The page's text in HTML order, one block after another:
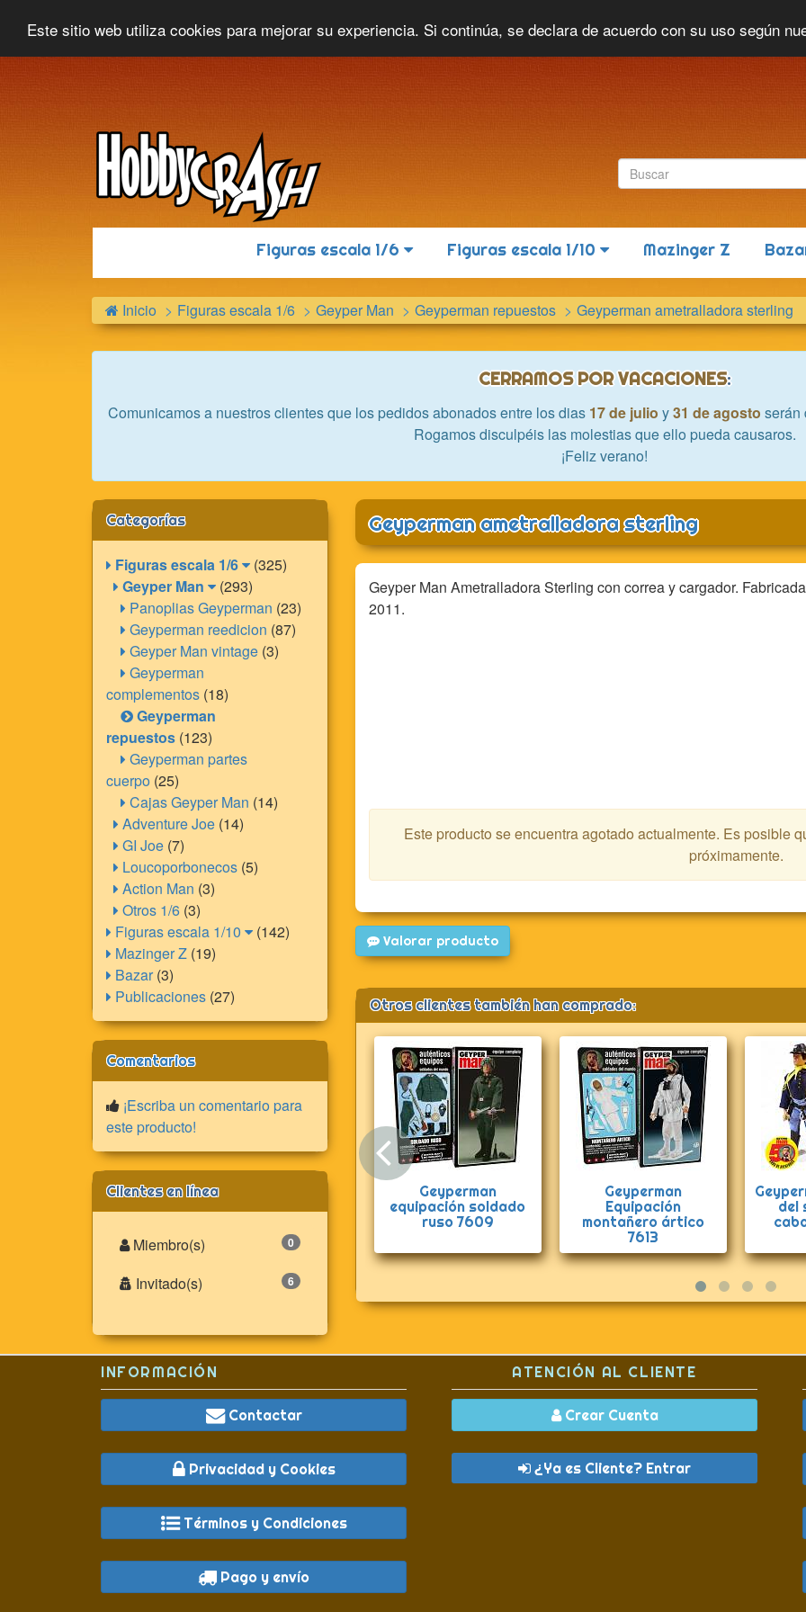
Este sitio web utiliza cookies para mejorar su experiencia. Si continúa, se declara de acuerdo con su uso según
Hobbycrash Novedades Contacto Idioma actual: Español
Figuras escala 1/6 Figuras escala 1/10 Mazinger Z
Inicio Figuras escala 1/6 Geyper Man Geyperman repuestos Geyperman ametralladora sterling
CERRAMOS POR VACACIONES:
Comunicamos a nuestros clientes que los pedidos abonados entre los dias 17 de julio y31 de agosto serán
Rogamos disculpéis las molestias que ello pueda causaros.
¡Feliz verano!
Geyperman ametralladora sterling
Geyper Man Ametralladora Sterling con correa y cargador.
2011.
Este producto se encuentra agotado actualmente. Es posible
próximamente.
Valorar producto
Otros clientes también han comprado:
Geyperman
equipación soldado
ruso 7609
Geyperman
Equipación
montañero ártico
7613
del
Anterior
Categorías
Figuras escala 1/6
(325)
Geyper Man
(293)
Panoplias Geyperman (23)
Geyperman reedicion (87)
Geyper Man vintage (3)
Geyperman
complementos (18)
Geyperman
repuestos (123)
Geyperman partes
cuerpo (25)
Cajas Geyper Man (14)
Adventure Joe (14)
GI Joe (7)
Loucoporbonecos (5)
Action Man (3)
Otros 1/6 (3)
Figuras escala 1/10
(142)
Mazinger Z (19)
Bazar(3)
Publicaciones (27)
Comentarios
¡Escriba un comentario para
este producto!
Clientes en línea
0
Miembro(s)
6
Invitado(s)
INFORMACIÓN
Contactar
Privacidad y Cookies
Términos y Condiciones
Pago y envío
ATENCIÓN AL CLIENTE
Crear Cuenta
¿Ya es Cliente? Entrar